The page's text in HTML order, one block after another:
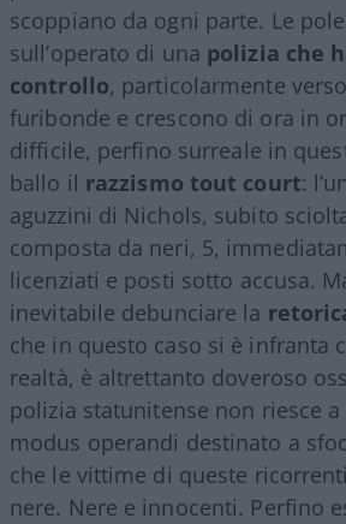
scoppiano da ogni parte. Le
sull’operato di una polizia che
controllo, particolarmente
furibonde e crescono di ora in
difficile, perfino surreale in
ballo il razzismo tout court:
aguzzini di Nichols, subito
composta da neri, 5,
licenziati e posti sotto accusa.
inevitabile debunciare la
che in questo caso si è infranta
realtà, è altrettanto doveroso
polizia statunitense non riesce
modus operandi destinato a
che le vittime di queste
nere. Nere e innocenti. Perfino